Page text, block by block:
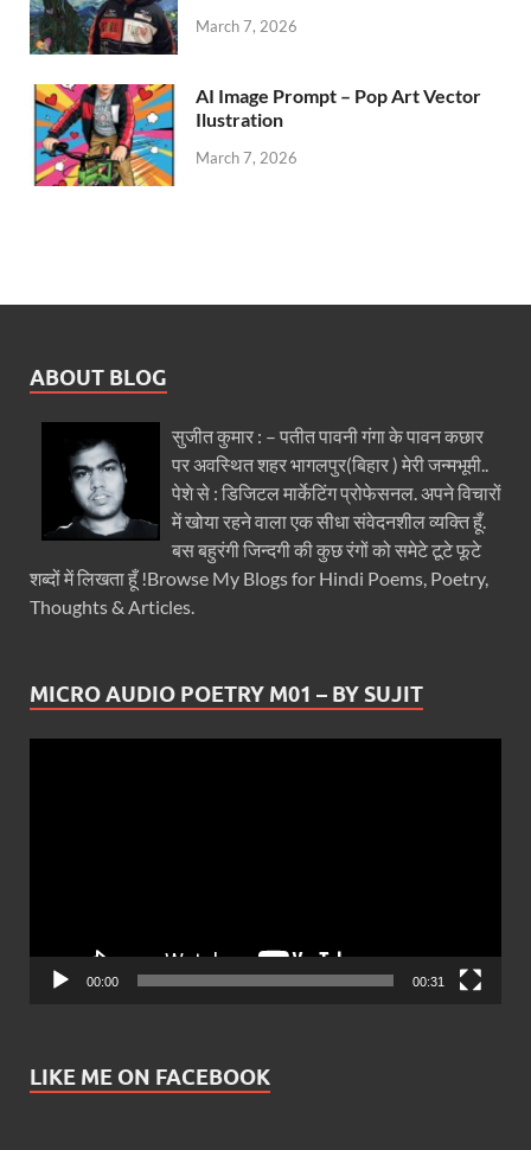
March 7, 2026
AI Image Prompt – Pop Art Vector
Ilustration
March 7, 2026
ABOUT BLOG
सुजीत कुमार : – पतीत पावनी गंगा के पावन कछार
पर अवस्थित शहर भागलपुर(बिहार ) मेरी जन्मभूमी..
पेशे से : डिजिटल मार्केटिंग प्रोफेसनल. अपने विचारों
में खोया रहने वाला एक सीधा संवेदनशील व्यक्ति हूँ.
बस बहुरंगी जिन्दगी की कुछ रंगों को समेटे टूटे फूटे
शब्दों में लिखता हूँ !Browse My Blogs for Hindi Poems, Poetry,
Thoughts & Articles.
MICRO AUDIO POETRY M01 – BY SUJIT
00:00 00:31
LIKE ME ON FACEBOOK